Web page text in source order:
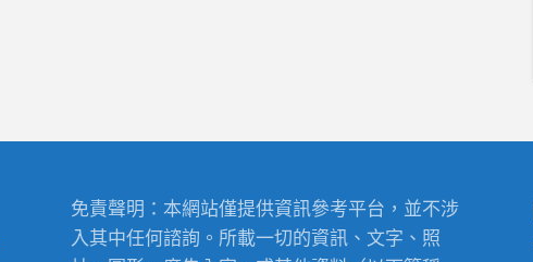
免責聲明：本網站僅提供資訊參考平台，並不涉
入其中任何諮詢。所載一切的資訊、文字、照